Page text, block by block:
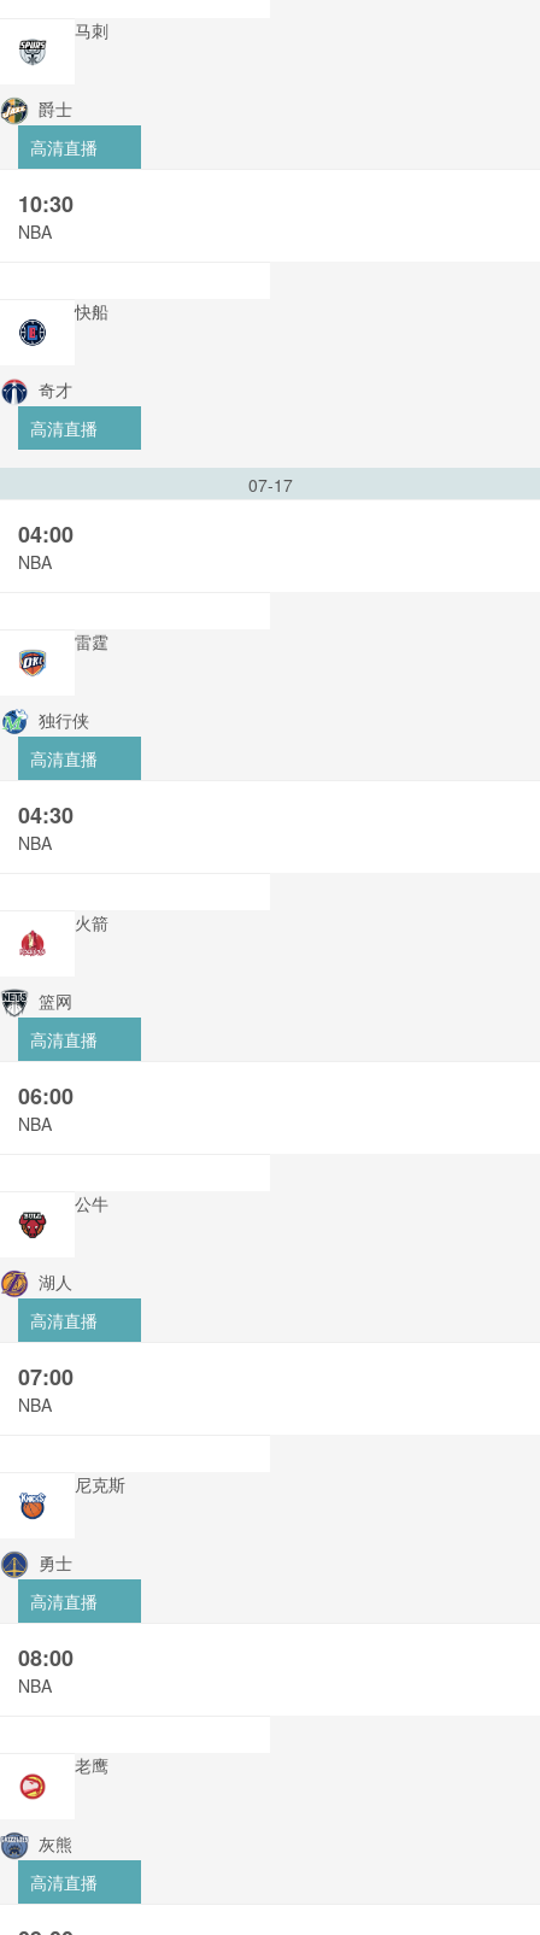
马刺
爵士
高清直播
10:30
NBA
快船
奇才
高清直播
07-17
04:00
NBA
雷霆
独行侠
高清直播
04:30
NBA
火箭
篮网
高清直播
06:00
NBA
公牛
湖人
高清直播
07:00
NBA
尼克斯
勇士
高清直播
08:00
NBA
老鹰
灰熊
高清直播